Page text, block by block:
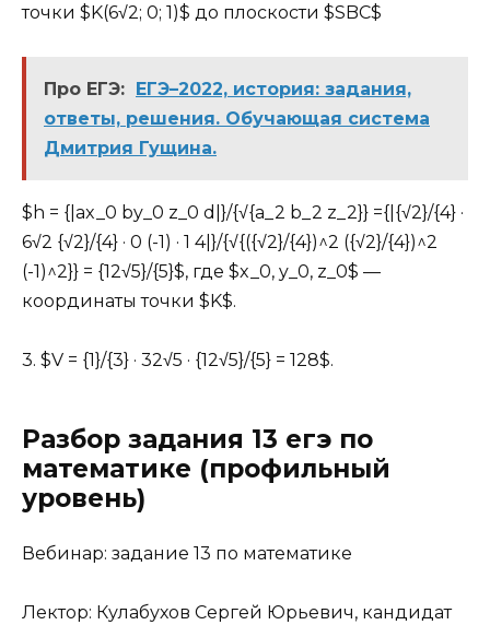
точки $K(6√2; 0; 1)$ до плоскости $SBC$
Про ЕГЭ: ЕГЭ–2022, история: задания,
ответы, решения. Обучающая система
Дмитрия Гущина.
$h = {|ax_0 by_0 z_0 d|}/{√{a_2 b_2 z_2}} ={|{√2}/{4} ·
6√2 {√2}/{4} · 0 (-1) · 1 4|}/{√{({√2}/{4})^2 ({√2}/{4})^2
(-1)^2}} = {12√5}/{5}$, где $x_0, y_0, z_0$ —
координаты точки $K$.
3. $V = {1}/{3} · 32√5 · {12√5}/{5} = 128$.
Разбор задания 13 егэ по
математике (профильный
уровень)
Вебинар: задание 13 по математике
Лектор: Кулабухов Сергей Юрьевич, кандидат